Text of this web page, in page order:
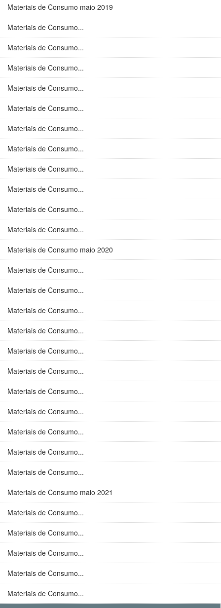
Materiais de Consumo maio 2019
Materiais de Consumo...
Materiais de Consumo...
Materiais de Consumo...
Materiais de Consumo...
Materiais de Consumo...
Materiais de Consumo...
Materiais de Consumo...
Materiais de Consumo...
Materiais de Consumo...
Materiais de Consumo...
Materiais de Consumo...
Materiais de Consumo maio 2020
Materiais de Consumo...
Materiais de Consumo...
Materiais de Consumo...
Materiais de Consumo...
Materiais de Consumo...
Materiais de Consumo...
Materiais de Consumo...
Materiais de Consumo...
Materiais de Consumo...
Materiais de Consumo...
Materiais de Consumo...
Materiais de Consumo maio 2021
Materiais de Consumo...
Materiais de Consumo...
Materiais de Consumo...
Materiais de Consumo...
Materiais de Consumo...